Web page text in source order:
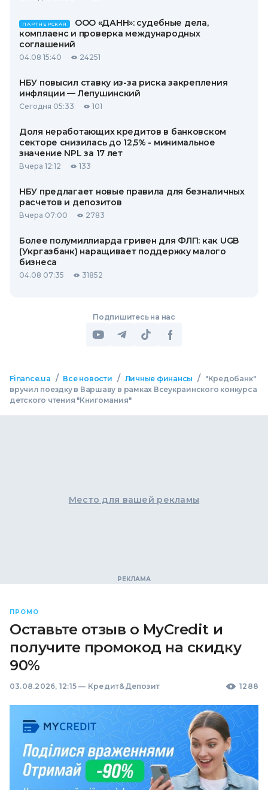
ПАРТНЕРСКАЯ
ООО «ДАНН»: судебные дела,
комплаенс и проверка международных
соглашений
04.08 15:40 24251
НБУ повысил ставку из-за риска закрепления
инфляции — Лепушинский
Сегодня 05:33 101
Доля неработающих кредитов в банковском
секторе снизилась до 12,5% - минимальное
значение NPL за 17 лет
Вчера 12:12 133
НБУ предлагает новые правила для безналичных
расчетов и депозитов
Вчера 07:00 2783
Более полумиллиарда гривен для ФЛП: как UGB
(Укргазбанк) наращивает поддержку малого
бизнеса
04.08 07:35 31852
Подпишитесь на нас
Finance.ua / Все новости / Личные финансы /
"Кредобанк"
вручил поездку в Варшаву в рамках Всеукраинского конкурса
детского чтения "Книгомания"
Место для вашей рекламы
ПРОМО
Оставьте отзыв о MyCredit и
получите промокод на скидку
90%
03.08.2026, 12:15 — Кредит&Депозит 1288